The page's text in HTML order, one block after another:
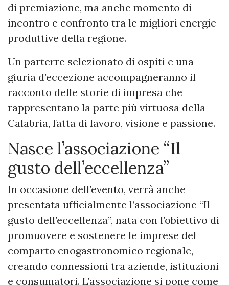
di premiazione, ma anche momento di
incontro e confronto tra le migliori energie
produttive della regione.
Un parterre selezionato di ospiti e una
giuria d’eccezione accompagneranno il
racconto delle storie di impresa che
rappresentano la parte più virtuosa della
Calabria, fatta di lavoro, visione e passione.
Nasce l’associazione “Il
gusto dell’eccellenza”
In occasione dell’evento, verrà anche
presentata ufficialmente l’associazione “Il
gusto dell’eccellenza”, nata con l’obiettivo di
promuovere e sostenere le imprese del
comparto enogastronomico regionale,
creando connessioni tra aziende, istituzioni
e consumatori. L’associazione si pone come